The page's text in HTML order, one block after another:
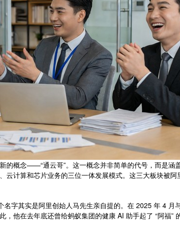
的概念——“通云哥”。这一概念并非简单的代号，而是涵
云计算和芯片业务的三位一体发展模式。这三大板块被阿
名字其实是阿里创始人马先生亲自提的。在 2025 年 4 月
他在去年底还曾给蚂蚁集团的健康 AI 助手起了 “阿福”